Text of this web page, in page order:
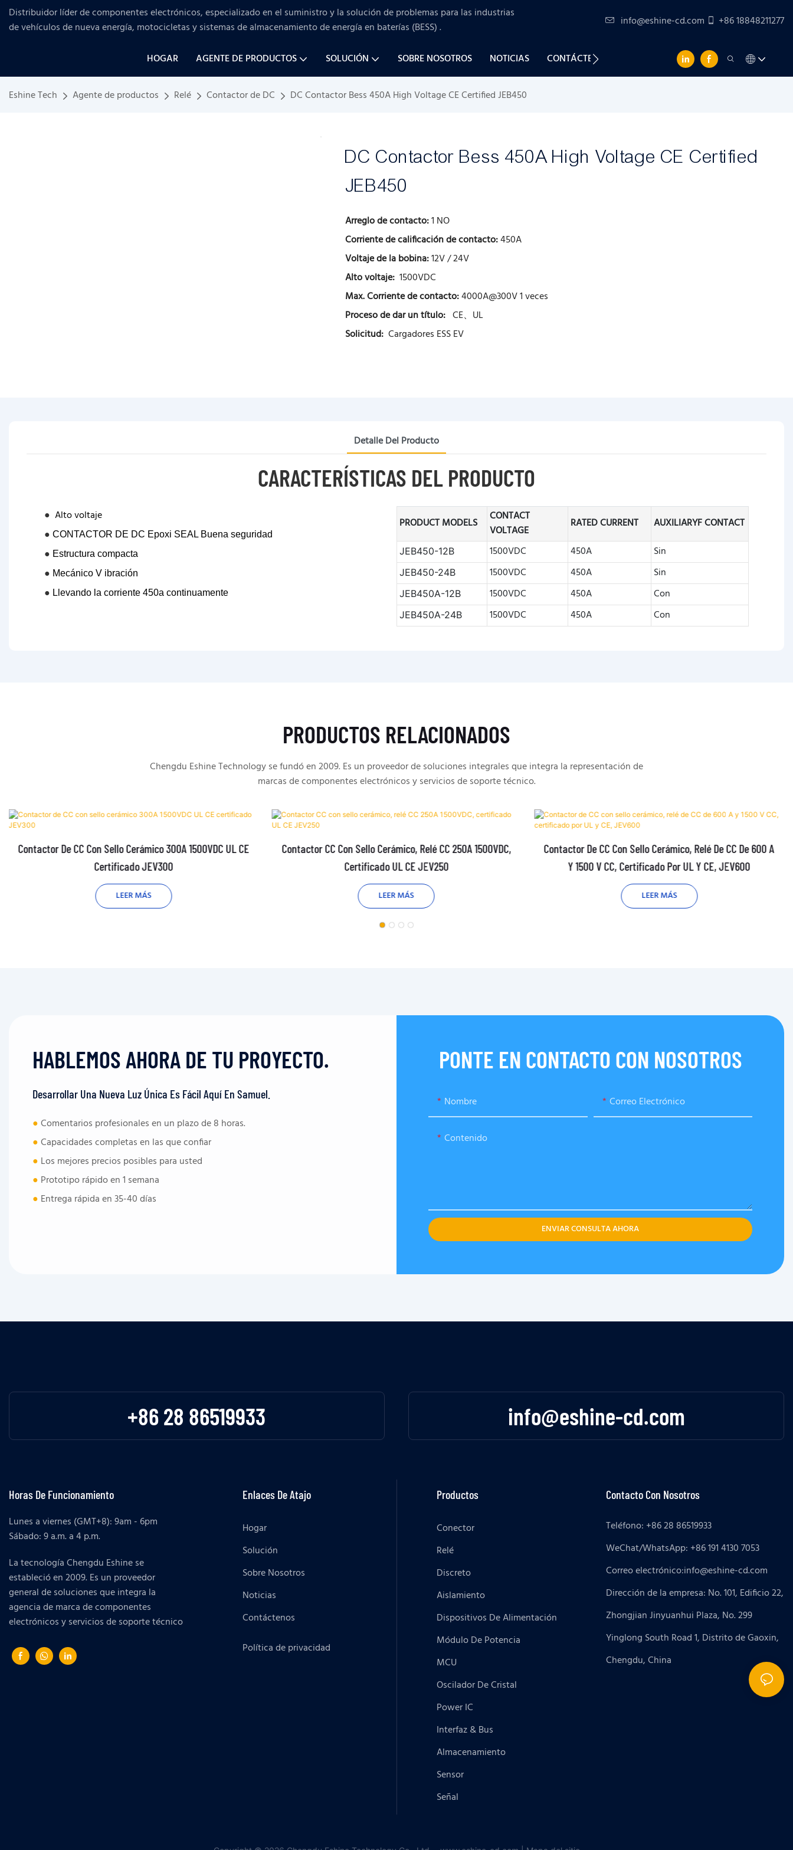
Distribuidor líder de componentes electrónicos, especializado en el suministro y la solución de problemas para las industrias
de vehículos de nueva energía, motocicletas y sistemas de almacenamiento de energía en baterías (BESS). info@eshine-cd.com +86 18848211277
HOGAR AGENTE DE PRODUCTOS SOLUCIÓN SOBRE NOSOTROS NOTICIAS CONTÁCTENOS
Eshine Tech Agente de productos Relé Contactor de DC DC Contactor Bess 450A High Voltage CE Certified JEB450
DC Contactor Bess 450A High Voltage CE Certified
JEB450
Arreglo de contacto:1 NO
Corriente de calificación de contacto:450A
Voltaje de la bobina:12V / 24V
Alto voltaje: 1500VDC
Max. Corriente de contacto:4000A@300V 1 veces
Proceso de dar un título: CE、UL
Solicitud: Cargadores ESS EV
Detalle Del Producto
CARACTERÍSTICAS DEL PRODUCTO
● Alto voltaje
● CONTACTOR DE DC Epoxi SEAL Buena seguridad
● Estructura compacta
● Mecánico V ibración
● Llevando la corriente 450a continuamente
PRODUCT MODELS
CONTACT
VOLTAGE
RATED CURRENT AUXILIARYF CONTACT
JEB450-12B 1500VDC 450A Sin
JEB450-24B 1500VDC 450A Sin
JEB450A-12B 1500VDC 450A Con
JEB450A-24B 1500VDC 450A Con
PRODUCTOS RELACIONADOS
Chengdu Eshine Technology se fundó en 2009. Es un proveedor de soluciones integrales que integra la representación de
marcas de componentes electrónicos y servicios de soporte técnico.
Contactor De CC Con Sello Cerámico 300A 1500VDC UL CE
Certificado JEV300
LEER MÁS
Contactor CC Con Sello Cerámico, Relé CC 250A 1500VDC,
Certificado UL CE JEV250
LEER MÁS
Contactor De CC Con Sello Cerámico, Relé De CC De 600 A
Y 1500 V CC, Certificado Por UL Y CE, JEV600
LEER MÁS
HABLEMOS AHORA DE TU PROYECTO.
Desarrollar Una Nueva Luz Única Es Fácil Aquí En Samuel.
●Comentarios profesionales en un plazo de 8 horas.
●Capacidades completas en las que confiar
● Los mejores precios posibles para usted
● Prototipo rápido en 1 semana
● Entrega rápida en 35-40 días
PONTE EN CONTACTO CON NOSOTROS
Nombre Correo Electrónico
Contenido
ENVIAR CONSULTA AHORA
+86 28 86519933 info@eshine-cd.com
Horas De Funcionamiento
Lunes a viernes (GMT+8): 9am - 6pm
Sábado: 9 a.m. a 4 p.m.
La tecnología Chengdu Eshine se
estableció en 2009. Es un proveedor
general de soluciones que integra la
agencia de marca de componentes
electrónicos y servicios de soporte técnico
Enlaces De Atajo
Hogar
Solución
Sobre Nosotros
Noticias
Contáctenos
Política de privacidad
Productos
Conector
Relé
Discreto
Aislamiento
Dispositivos De Alimentación
Módulo De Potencia
MCU
Oscilador De Cristal
Power IC
Interfaz & Bus
Almacenamiento
Sensor
Señal
Contacto Con Nosotros
Teléfono: +86 28 86519933
WeChat/WhatsApp: +86 191 4130 7053
Correo electrónico:info@eshine-cd.com
Dirección de la empresa: No. 101, Edificio 22,
Zhongjian Jinyuanhui Plaza, No. 299
Yinglong South Road 1, Distrito de Gaoxin,
Chengdu, China